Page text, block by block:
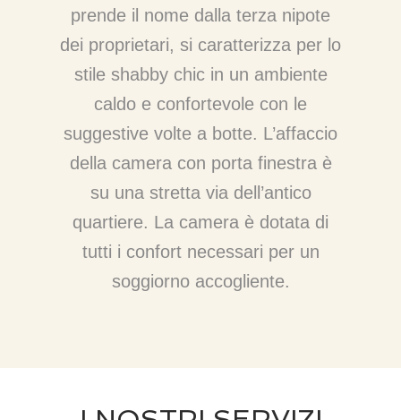
prende il nome dalla terza nipote
dei proprietari, si caratterizza per lo
stile shabby chic in un ambiente
caldo e confortevole con le
suggestive volte a botte. L’affaccio
della camera con porta finestra è
su una stretta via dell’antico
quartiere. La camera è dotata di
tutti i confort necessari per un
soggiorno accogliente.